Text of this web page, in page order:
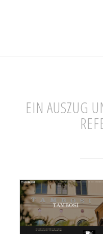
EIN AUSZUG